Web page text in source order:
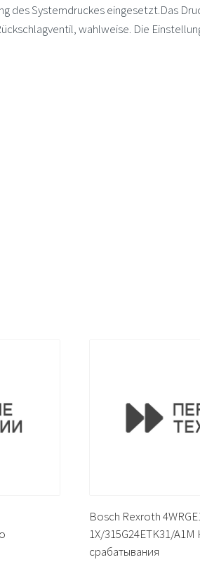
des Systemdruckes eingesetzt.Das
wahlweise. Die
Bosch Rexroth
1X/315G24ETK31/
срабатывания